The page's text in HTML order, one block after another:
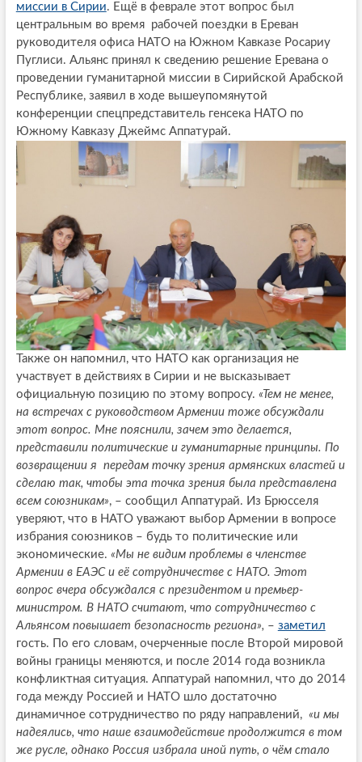
миссии в Сирии. Ещё в феврале этот вопрос был
центральным во время рабочей поездки в Ереван
руководителя офиса НАТО на Южном Кавказе Росариу
Пуглиси. Альянс принял к сведению решение Еревана о
проведении гуманитарной миссии в Сирийской Арабской
Республике, заявил в ходе вышеупомянутой
конференции спецпредставитель генсека НАТО по
Южному Кавказу Джеймс Аппатурай.
Также он напомнил, что НАТО как организация не
участвует в действиях в Сирии и не высказывает
официальную позицию по этому вопросу. «Тем не менее,
на встречах с руководством Армении тоже обсуждали
этот вопрос. Мне пояснили, зачем это делается,
представили политические и гуманитарные принципы. По
возвращении я передам точку зрения армянских властей и
сделаю так, чтобы эта точка зрения была представлена
всем союзникам», – сообщил Аппатурай. Из Брюсселя
уверяют, что в НАТО уважают выбор Армении в вопросе
избрания союзников – будь то политические или
экономические. «Мы не видим проблемы в членстве
Армении в ЕАЭС и её сотрудничестве с НАТО. Этот
вопрос вчера обсуждался с президентом и премьер-
министром. В НАТО считают, что сотрудничество с
Альянсом повышает безопасность региона», – заметил
гость. По его словам, очерченные после Второй мировой
войны границы меняются, и после 2014 года возникла
конфликтная ситуация. Аппатурай напомнил, что до 2014
года между Россией и НАТО шло достаточно
динамичное сотрудничество по ряду направлений, «и мы
надеялись, что наше взаимодействие продолжится в том
же русле, однако Россия избрала иной путь, о чём стало